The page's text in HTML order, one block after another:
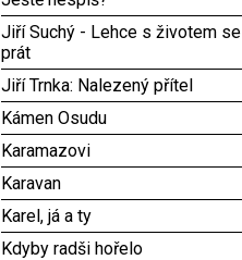
Jiří Suchý - Lehce s životem se
prát
Jiří Trnka: Nalezený přítel
Kámen Osudu
Karamazovi
Karavan
Karel, já a ty
Kdyby radši hořelo